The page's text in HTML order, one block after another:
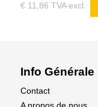
€ 11,86 TVA excl.
Info Générale
Contact